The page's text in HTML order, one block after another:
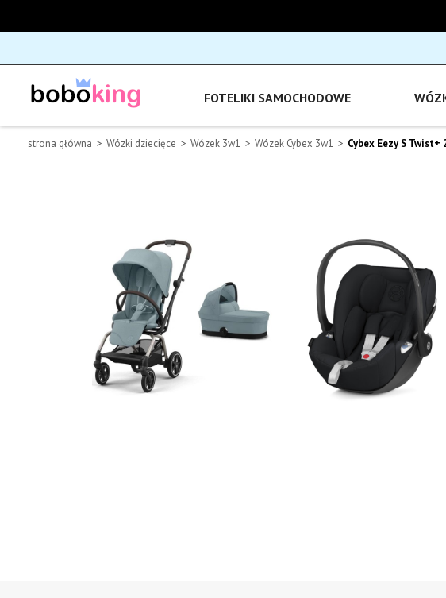
FOTELIKI SAMOCHODOWE
strona główna Wózki dziecięce Wózek 3w1 Wózek Cybex 3w1 Cybex Eezy S Twist+